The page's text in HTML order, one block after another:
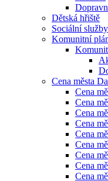
Dětská hřiště
Sociální služby
Komunitní
Cena města
Cena
Cena
Cena
Cena
Cena
Cena
Cena
Cena
Cena